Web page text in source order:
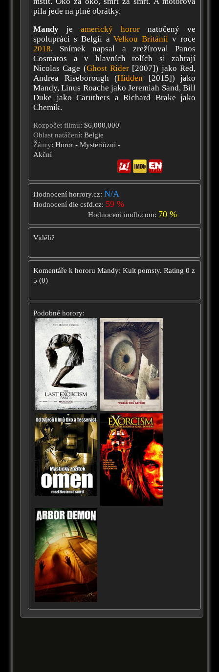
pila jede na plné obrátky.
Mandy jeamerický horor natočený ve
spolupráci s Belgií aVelkou Británií v roce
2018. Snímek napsal a zrežíroval Panos
Cosmatos a v hlavních rolích si zahrají
Nicolas Cage (Ghost Rider [2007]) jako Red,
Andrea Riseborough (Hidden [2015]) jako
Mandy, Linus Roache jako Jeremiah Sand, Bill
Duke jako Caruthers a Richard Brake jako
Chemik.
Rozpočet filmu: $6,000,000
Oblast natáčení: Belgie
Žánry: Horor - Mysteriózní -
Akční
Hodnocení horrory.cz: N/A
Hodnocení dle csfd.cz: 59 %
Hodnocení imdb.com: 70 %
Viděli?
Komentáře k hororu Mandy: Kult pomsty. Rating 0 z
5 (0)
Podobné horory: